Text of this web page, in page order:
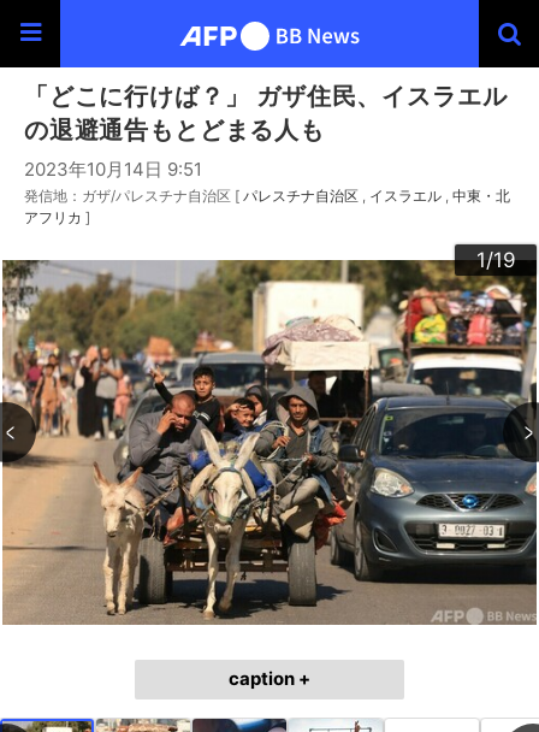
「どこに行けば？」 ガザ住民、イスラエル
の退避通告もとどまる人も
2023年10月14日 9:51
発信地：ガザ/パレスチナ自治区 [ パレスチナ自治区 イスラエル 中東・北
アフリカ ]
1/19
2/19
3/19
4/19
5/19
6/19
7/19
8/19
9/19
10/19
11/19
12/19
13/19
14/19
15/19
16/19
17/19
18/19
19/19
caption +